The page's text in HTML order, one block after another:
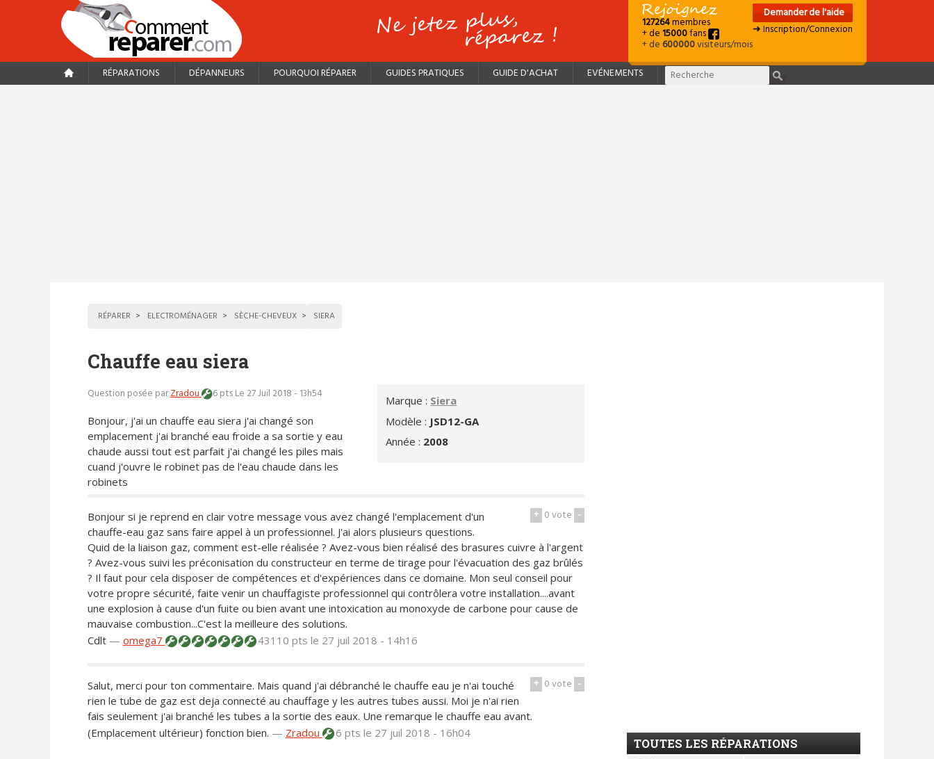
127264membres
+ de15000fans
+ de600000visiteurs/mois
Demander de l'aide
➜ Inscription/Connexion
RÉPARATIONS DÉPANNEURS POURQUOI RÉPARER GUIDES PRATIQUES GUIDE D'ACHAT EVÉNEMENTS
RÉPARER ELECTROMÉNAGER SÈCHE-CHEVEUX SIERA
Chauffe eau siera
Marque : Siera
Modèle : JSD12-GA
Année : 2008
Question posée parZradou 6 ptsLe 27 Juil 2018 - 13h54
Bonjour, j'ai un chauffe eau siera j'ai changé son
emplacement j'ai branché eau froide a sa sortie y eau
chaude aussi tout est parfait j'ai changé les piles mais
cuand j'ouvre le robinet pas de l'eau chaude dans les
robinets
+ 0vote -
Bonjour si je reprend en clair votre message vous avez changé l'emplacement d'un
chauffe-eau gaz sans faire appel à un professionnel. J'ai alors plusieurs questions.
Quid de la liaison gaz, comment est-elle réalisée ? Avez-vous bien réalisé des brasures cuivre à l'argent
? Avez-vous suivi les préconisation du constructeur en terme de tirage pour l'évacuation des gaz brûlés
? Il faut pour cela disposer de compétences et d'expériences dans ce domaine. Mon seul conseil pour
votre propre sécurité, faite venir un chauffagiste professionnel qui contrôlera votre installation....avant
une explosion à cause d'un fuite ou bien avant une intoxication au monoxyde de carbone pour cause de
mauvaise combustion...C'est la meilleure des solutions.
Cdlt — omega7 43110 pts le 27 juil 2018 - 14h16
+ 0vote -
Salut, merci pour ton commentaire. Mais quand j'ai débranché le chauffe eau je n'ai touché
rien le tube de gaz est deja connecté au chauffage y les autres tubes aussi. Moi je n'ai rien
fais seulement j'ai branché les tubes a la sortie des eaux. Une remarque le chauffe eau avant.
(Emplacement ultérieur) fonction bien. — Zradou 6 pts le 27 juil 2018 - 16h04
TOUTES LES RÉPARATIONS